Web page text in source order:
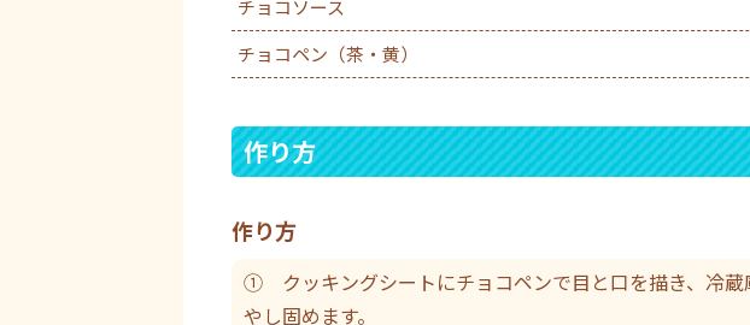
チョコソース
チョコペン（茶・黄）
作り方
作り方
① クッキングシートにチョコペンで目と口を描き、冷蔵
やし固めます。